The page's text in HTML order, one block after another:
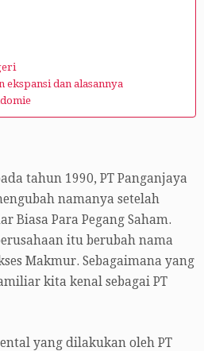
ekspansi dan alasannya
tahun 1990, PT Panganjaya
namanya setelah
Biasa Para Pegang Saham.
itu berubah nama
Makmur. Sebagaimana yang
kita kenal sebagai PT
yang dilakukan oleh PT